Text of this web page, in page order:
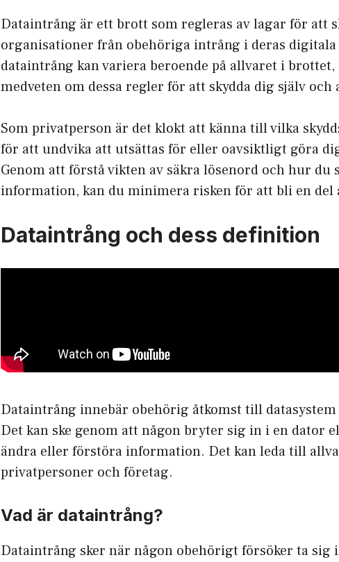
Dataintrång är ett brott som regleras av lagar för att
organisationer från obehöriga intrång i deras
dataintrång kan variera beroende på allvaret i
medveten om dessa regler för att skydda dig själv och
Som privatperson är det klokt att känna till vilka
för att undvika att utsättas för eller oavsiktligt göra
Genom att förstå vikten av säkra lösenord och hur du
information, kan du minimera risken för att bli en del
Dataintrång och dess definition
Dataintrång innebär obehörig åtkomst till
Det kan ske genom att någon bryter sig in i en dator
ändra eller förstöra information. Det kan leda till
privatpersoner och företag.
Vad är dataintrång?
Dataintrång sker när någon obehörigt försöker ta